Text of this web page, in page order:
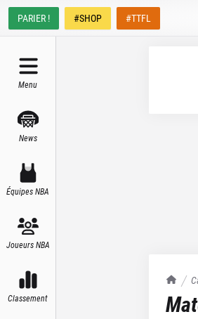
PARIER ! #SHOP #TTFL
Menu
News
Équipes NBA
Joueurs NBA
Classement